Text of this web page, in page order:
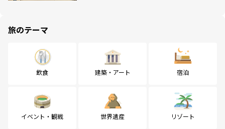
旅のテーマ
飲食 建築・アート 宿泊
イベント・観戦 世界遺産 リゾート